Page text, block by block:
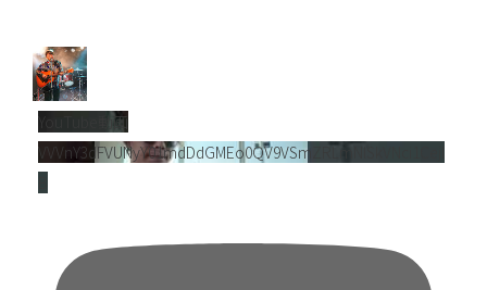
YouTube動画
VVVnY3dFVUNyY01mdDdGMEo0QV9VSmZRLmNlSkVNci1Cejl